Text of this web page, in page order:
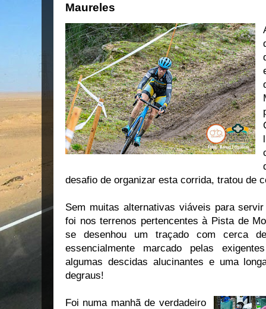
Maureles
desafio de organizar esta corrida, tratou de
Sem muitas alternativas viáveis para
foi nos terrenos pertencentes à Pista de
se desenhou um traçado com cerca
essencialmente marcado pelas
algumas descidas alucinantes e uma
degraus!
Foi numa manhã de verdadeiro